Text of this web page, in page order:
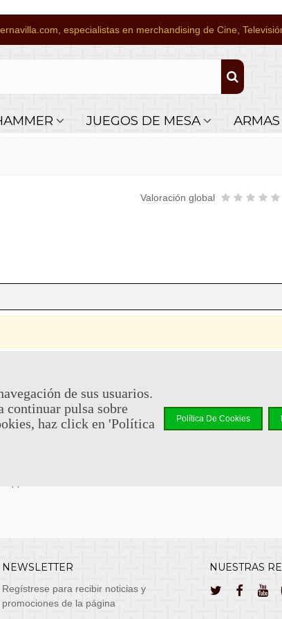
especialistas en merchandising de Cine,
JUEGOS DE MESA
Valoración global
si
Teléfono y Whatsapp +34 644 110 737
email: atencionalcliente@cuernavilla.com
NEWSLETTER
Regístrese para recibir noticias y
promociones de la página
NUESTRAS
de sus usuarios.
continuar pulsa sobre
haz click en 'Política
Política De Cookies